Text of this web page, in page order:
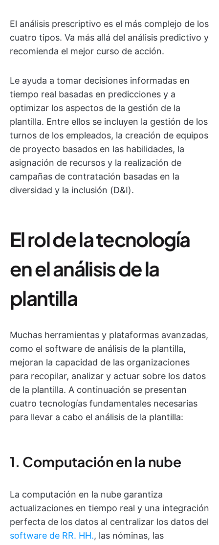
El análisis prescriptivo es el más complejo de los
cuatro tipos. Va más allá del análisis predictivo y
recomienda el mejor curso de acción.
Le ayuda a tomar decisiones informadas en
tiempo real basadas en predicciones y a
optimizar los aspectos de la gestión de la
plantilla. Entre ellos se incluyen la gestión de los
turnos de los empleados, la creación de equipos
de proyecto basados en las habilidades, la
asignación de recursos y la realización de
campañas de contratación basadas en la
diversidad y la inclusión (D&I).
El rol de la tecnología
en el análisis de la
plantilla
Muchas herramientas y plataformas avanzadas,
como el software de análisis de la plantilla,
mejoran la capacidad de las organizaciones
para recopilar, analizar y actuar sobre los datos
de la plantilla. A continuación se presentan
cuatro tecnologías fundamentales necesarias
para llevar a cabo el análisis de la plantilla:
1. Computación en la nube
La computación en la nube garantiza
actualizaciones en tiempo real y una integración
perfecta de los datos al centralizar los datos del
software de RR. HH., las nóminas, las